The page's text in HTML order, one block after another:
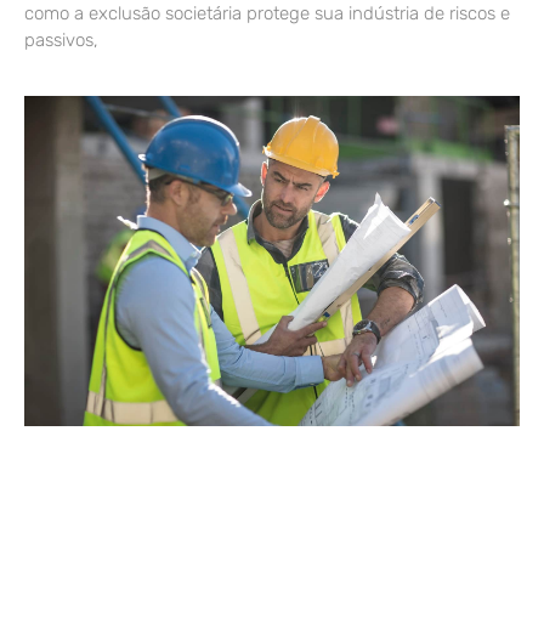
como a exclusão societária protege sua indústria de riscos e
passivos,